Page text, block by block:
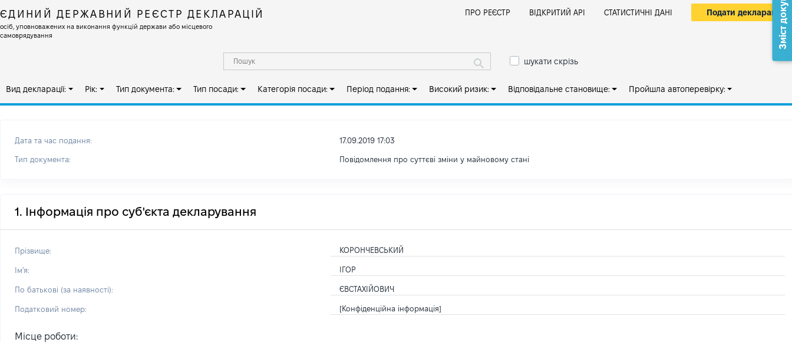
ЄДИНИЙ ДЕРЖАВНИЙ РЕЄСТР ДЕКЛАРАЦІЙ
осіб, уповноважених на виконання функцій держави або місцевого
самоврядування
ПРО РЕЄСТР ВІДКРИТИЙ АРІ СТАТИСТИЧНІ ДАНІ Подати декларацію
шукати скрізь
Вид декларації: Рік: Тип документа: Тип посади: Категорія посади: Період подання: Високий ризик: Відповідальне становище: Пройшла автоперевірку:
Дата та час подання: 17.09.2019 17:03
Тип документа: Повідомлення про суттєві зміни y майновому стані
1. Інформація про суб'єкта декларування
Прізвище: КОРОНЧЕВСЬКИЙ
Ім'я: ІГОР
По батькові (за наявності): ЄВСТАХІЙОВИЧ
Податковий номер: [Конфіденційна інформація]
Місце роботи: